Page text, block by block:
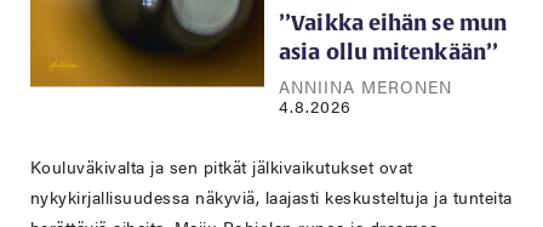
’’Vaikka eihän se mun
asia ollu mitenkään’’
ANNIINA MERONEN
4.8.2026
Kouluväkivalta ja sen pitkät jälkivaikutukset ovat
nykykirjallisuudessa näkyviä, laajasti keskusteltuja ja tunteita